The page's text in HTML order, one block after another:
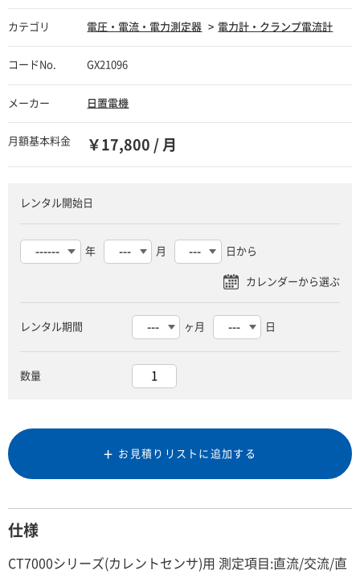
カテゴリ 電圧・電流・電力測定器 電力計・クランプ電流計
コードNo. GX21096
メーカー 日置電機
月額基本料金 ￥17,800 / 月
レンタル開始日
年 月 日から
レンタル期間 ヶ月 日
数量
お見積りリストに追加する
仕様
CT7000シリーズ(カレントセンサ)用 測定項目:直流/交流/直